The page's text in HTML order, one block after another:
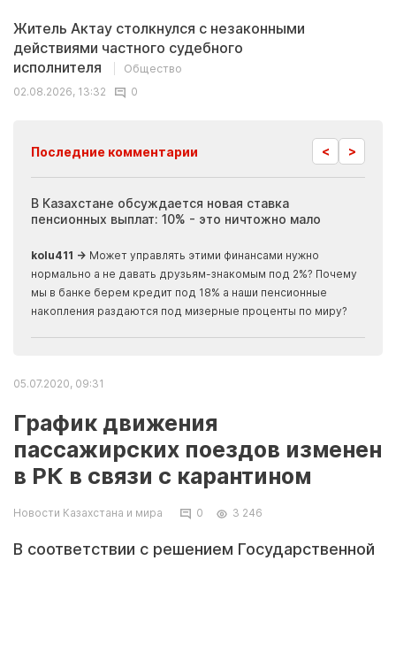
Житель Актау столкнулся с незаконными
действиями частного судебного
исполнителя
Общество
02.08.2026, 13:32
0
Последние комментарии < >
В Казахстане обсуждается новая ставка
пенсионных выплат: 10% - это ничтожно мало
kolu411 → Может управлять этими финансами нужно
нормально а не давать друзьям-знакомым под 2%? Почему
мы в банке берем кредит под 18% а наши пенсионные
накопления раздаются под мизерные проценты по миру?
05.07.2020, 09:31
График движения
пассажирских поездов изменен
в РК в связи с карантином
Новости Казахстана и мира 0 3 246
В соответствии с решением Государственной